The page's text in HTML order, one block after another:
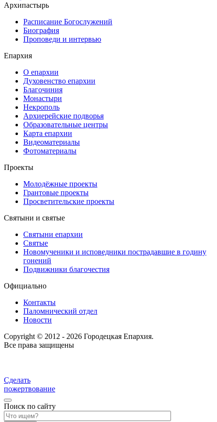
Архипастырь
Расписание Богослужений
Биография
Проповеди и интервью
Епархия
О епархии
Духовенство епархии
Благочиния
Монастыри
Некрополь
Архиерейские подворья
Образовательные центры
Карта епархии
Видеоматериалы
Фотоматериалы
Проекты
Молодёжные проекты
Грантовые проекты
Просветительские проекты
Святыни и святые
Святыни епархии
Святые
Новомученики и исповедники пострадавшие в годину
гонений
Подвижники благочестия
Официально
Контакты
Паломнический отдел
Новости
Copyright © 2012 - 2026 Городецкая Епархия.
Все права защищены
Сделать
пожертвование
Поиск по сайту